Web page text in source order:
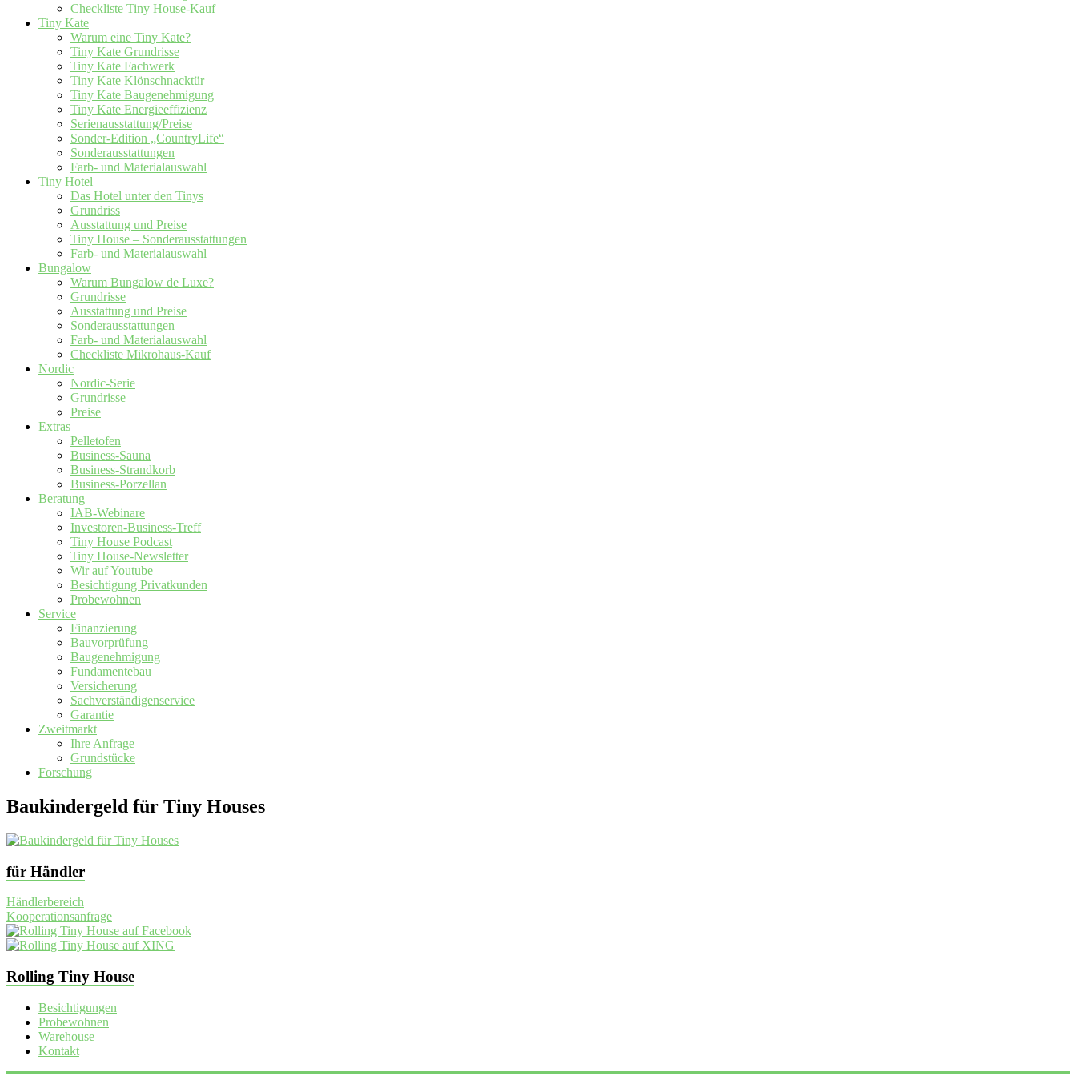
Checkliste Tiny House-Kauf
Tiny Kate
Warum eine Tiny Kate?
Tiny Kate Grundrisse
Tiny Kate Fachwerk
Tiny Kate Klönschnacktür
Tiny Kate Baugenehmigung
Tiny Kate Energieeffizienz
Serienausstattung/Preise
Sonder-Edition „CountryLife“
Sonderausstattungen
Farb- und Materialauswahl
Tiny Hotel
Das Hotel unter den Tinys
Grundriss
Ausstattung und Preise
Tiny House – Sonderausstattungen
Farb- und Materialauswahl
Bungalow
Warum Bungalow de Luxe?
Grundrisse
Ausstattung und Preise
Sonderausstattungen
Farb- und Materialauswahl
Checkliste Mikrohaus-Kauf
Nordic
Nordic-Serie
Grundrisse
Preise
Extras
Pelletofen
Business-Sauna
Business-Strandkorb
Business-Porzellan
Beratung
IAB-Webinare
Investoren-Business-Treff
Tiny House Podcast
Tiny House-Newsletter
Wir auf Youtube
Besichtigung Privatkunden
Probewohnen
Service
Finanzierung
Bauvorprüfung
Baugenehmigung
Fundamentebau
Versicherung
Sachverständigenservice
Garantie
Zweitmarkt
Ihre Anfrage
Grundstücke
Forschung
Baukindergeld für Tiny Houses
für Händler
Händlerbereich
Kooperationsanfrage
Rolling Tiny House
Besichtigungen
Probewohnen
Warehouse
Kontakt